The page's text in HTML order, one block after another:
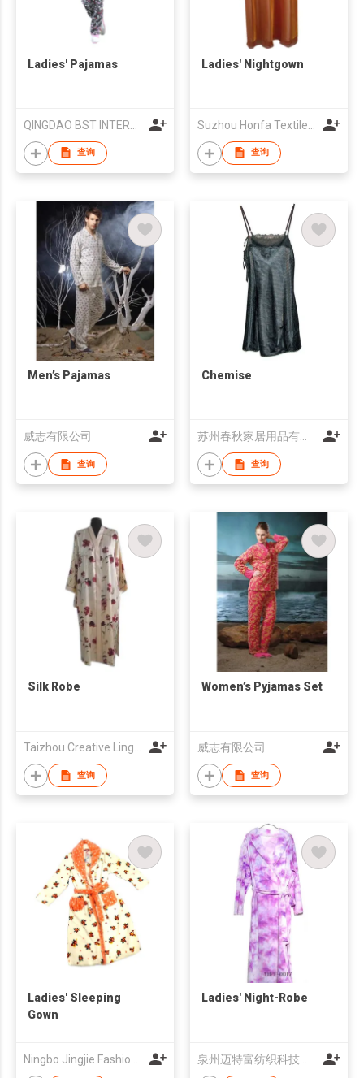
Ladies' Pajamas
查询
Ladies' Nightgown
查询
Men’s Pajamas
威志有限公司
查询
Chemise
查询
Silk Robe
Taizhou Creative Lingerie Corp Ltd
查询
Women’s Pyjamas Set
威志有限公司
查询
Ladies' Sleeping
Gown
Ladies' Night-Robe